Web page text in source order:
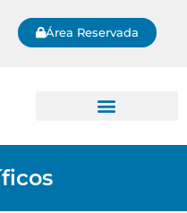
Área Reservada